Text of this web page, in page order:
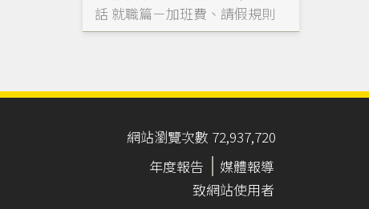
話 就職篇－加班費、請假規則
網站瀏覽次數 72,937,720
年度報告
媒體報導
致網站使用者